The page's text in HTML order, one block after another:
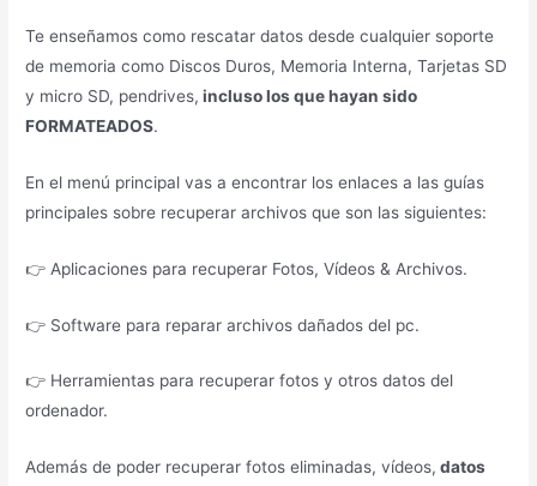
Te enseñamos como rescatar datos desde cualquier soporte
de memoria como Discos Duros, Memoria Interna, Tarjetas SD
y micro SD, pendrives, incluso los que hayan sido
FORMATEADOS.
En el menú principal vas a encontrar los enlaces a las guías
principales sobre recuperar archivos que son las siguientes:
👉 Aplicaciones para recuperar Fotos, Vídeos & Archivos.
👉 Software para reparar archivos dañados del pc.
👉 Herramientas para recuperar fotos y otros datos del
ordenador.
Además de poder recuperar fotos eliminadas, vídeos, datos